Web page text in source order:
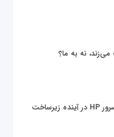
می‌زند، نه به ما؟
زیر پوست دنیای داده؛ نقش سرور HP در آینده زیرساخت